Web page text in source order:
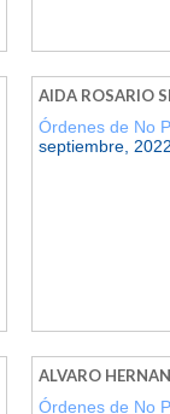
AIDA ROSARIO
Órdenes de No
septiembre,
ALVARO
Órdenes de No